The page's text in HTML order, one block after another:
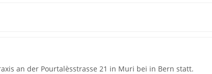
an der Pourtalèsstrasse 21 in Muri bei in Bern statt.